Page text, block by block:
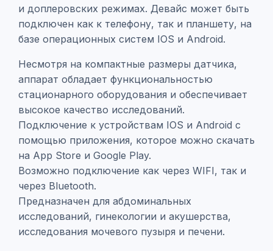
и доплеровских режимах. Девайс может быть
подключен как к телефону, так и планшету, на
базе операционных систем IOS и Android.
Несмотря на компактные размеры датчика,
аппарат обладает функциональностью
стационарного оборудования и обеспечивает
высокое качество исследований.
Подключение к устройствам IOS и Android с
помощью приложения, которое можно скачать
на App Store и Google Play.
Возможно подключение как через WIFI, так и
через Bluetooth.
Предназначен для абдоминальных
исследований, гинекологии и акушерства,
исследования мочевого пузыря и печени.